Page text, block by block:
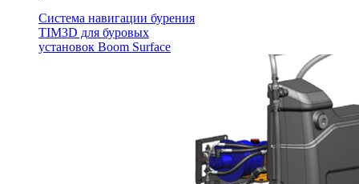
Система навигации бурения
TIM3D для буровых
установок Boom Surface